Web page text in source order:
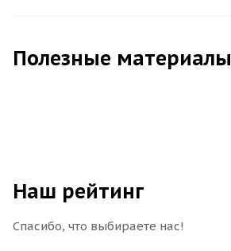
Полезные материалы
Наш рейтинг
Спасибо, что выбираете нас!